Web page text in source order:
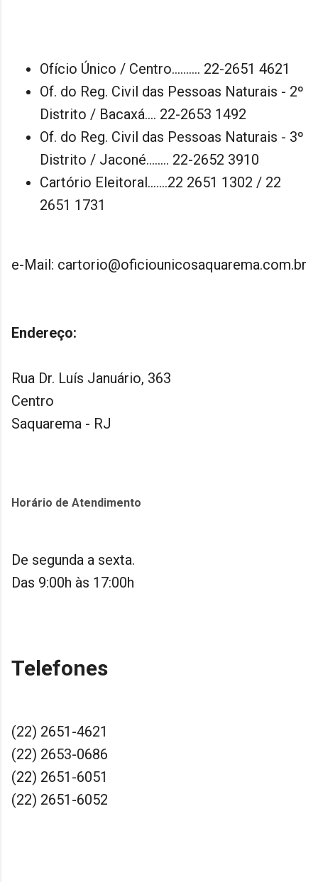
Ofício Único / Centro.......... 22-2651 4621
Of. do Reg. Civil das Pessoas Naturais - 2º
Distrito / Bacaxá.... 22-2653 1492
Of. do Reg. Civil das Pessoas Naturais - 3º
Distrito / Jaconé........ 22-2652 3910
Cartório Eleitoral.......22 2651 1302 / 22
2651 1731
e-Mail: cartorio@oficiounicosaquarema.com.br
Endereço:
Rua Dr. Luís Januário, 363
Centro
Saquarema - RJ
Horário de Atendimento
De segunda a sexta.
Das 9:00h às 17:00h
Telefones
(22) 2651-4621
(22) 2653-0686
(22) 2651-6051
(22) 2651-6052